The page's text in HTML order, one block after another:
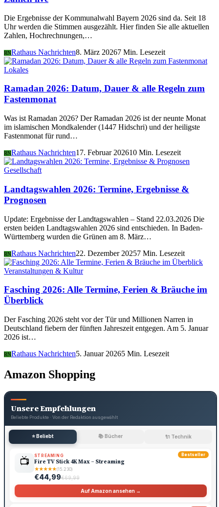
Die Ergebnisse der Kommunalwahl Bayern 2026 sind da. Seit 18
Uhr werden die Stimmen ausgezählt. Hier finden Sie alle aktuellen
Zahlen, Hochrechnungen,…
RNRathaus Nachrichten8. März 20267 Min. Lesezeit
Lokales
Ramadan 2026: Datum, Dauer & alle Regeln zum
Fastenmonat
Was ist Ramadan 2026? Der Ramadan 2026 ist der neunte Monat
im islamischen Mondkalender (1447 Hidschri) und der heiligste
Fastenmonat für rund…
RNRathaus Nachrichten17. Februar 202610 Min. Lesezeit
Gesellschaft
Landtagswahlen 2026: Termine, Ergebnisse &
Prognosen
Update: Ergebnisse der Landtagswahlen – Stand 22.03.2026 Die
ersten beiden Landtagswahlen 2026 sind entschieden. In Baden-
Württemberg wurden die Grünen am 8. März…
RNRathaus Nachrichten22. Dezember 20257 Min. Lesezeit
Veranstaltungen & Kultur
Fasching 2026: Alle Termine, Ferien & Bräuche im
Überblick
Der Fasching 2026 steht vor der Tür und Millionen Narren in
Deutschland fiebern der fünften Jahreszeit entgegen. Am 5. Januar
2026 ist…
RNRathaus Nachrichten5. Januar 20265 Min. Lesezeit
Amazon Shopping
Unsere Empfehlungen
Beliebte Produkte · Von der Redaktion ausgewählt
⭐ Beliebt 📚 Bücher 🔌 Technik
Bestseller
📺 STREAMING
Fire TV Stick 4K Max – Streaming
★★★★★(15.230)
€44,99€69,99
Auf Amazon ansehen →